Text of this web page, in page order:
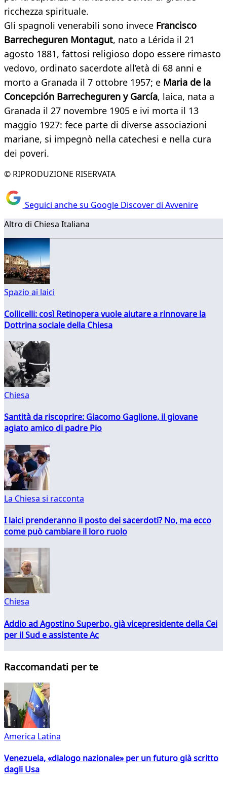
ricchezza spirituale.
Gli spagnoli venerabili sono invece Francisco
Barrecheguren Montagut, nato a Lérida il 21
agosto 1881, fattosi religioso dopo essere rimasto
vedovo, ordinato sacerdote all’età di 68 anni e
morto a Granada il 7 ottobre 1957; e Maria de la
Concepción Barrecheguren y García, laica, nata a
Granada il 27 novembre 1905 e ivi morta il 13
maggio 1927: fece parte di diverse associazioni
mariane, si impegnò nella catechesi e nella cura
dei poveri.
© RIPRODUZIONE RISERVATA
Seguici anche su Google Discover di Avvenire
Altro di Chiesa Italiana
Spazio ai laici
Collicelli: così Retinopera vuole aiutare a rinnovare la
Dottrina sociale della Chiesa
Chiesa
Santità da riscoprire: Giacomo Gaglione, il giovane
agiato amico di padre Pio
La Chiesa si racconta
I laici prenderanno il posto dei sacerdoti? No, ma ecco
come può cambiare il loro ruolo
Chiesa
Addio ad Agostino Superbo, già vicepresidente della Cei
per il Sud e assistente Ac
Raccomandati per te
America Latina
Venezuela, «dialogo nazionale» per un futuro già scritto
dagli Usa